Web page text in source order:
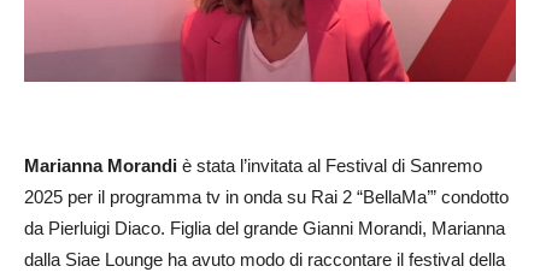
Marianna Morandi è stata l’invitata al Festival di Sanremo
2025 per il programma tv in onda su Rai 2 “BellaMa’” condotto
da Pierluigi Diaco. Figlia del grande Gianni Morandi, Marianna
dalla Siae Lounge ha avuto modo di raccontare il festival della